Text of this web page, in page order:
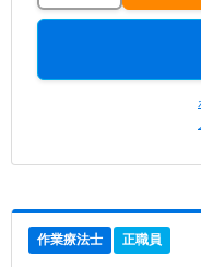
作業療法士 正職員